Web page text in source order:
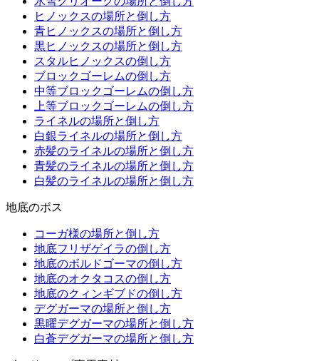
ヒノックスの場所と倒し方
青ヒノックスの場所と倒し方
黒ヒノックスの場所と倒し方
スタルヒノックスの倒し方
ブロックゴーレムの倒し方
中等ブロックゴーレムの倒し方
上等ブロックゴーレムの倒し方
ライネルの場所と倒し方
白銀ライネルの場所と倒し方
赤髪のライネルの場所と倒し方
青髪のライネルの場所と倒し方
白髪のライネルの場所と倒し方
地底のボス
コーガ様の場所と倒し方
地底フリザゲイラの倒し方
地底のボルドゴーマの倒し方
地底のオクタコスの倒し方
地底のクィンギブドの倒し方
デグガーマの場所と倒し方
黒曜デグガーマの場所と倒し方
白蒼デグガーマの場所と倒し方